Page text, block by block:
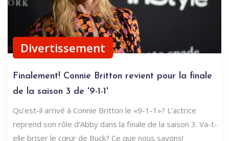
Divertissement
Finalement! Connie Britton revient pour la finale
de la saison 3 de '9-1-1'
Qu'est-il arrivé à Connie Britton le «9-1-1»? L'actrice
reprend son rôle d'Abby dans la finale de la saison 3. Va-t-
elle briser le cœur de Buck? Ce que nous savons!